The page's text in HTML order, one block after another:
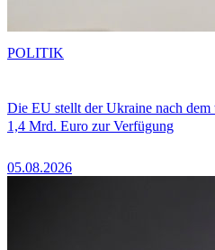
Die EU stellt der Ukraine nach
1,4 Mrd. Euro zur Verfügung
05.08.2026
POLITIK